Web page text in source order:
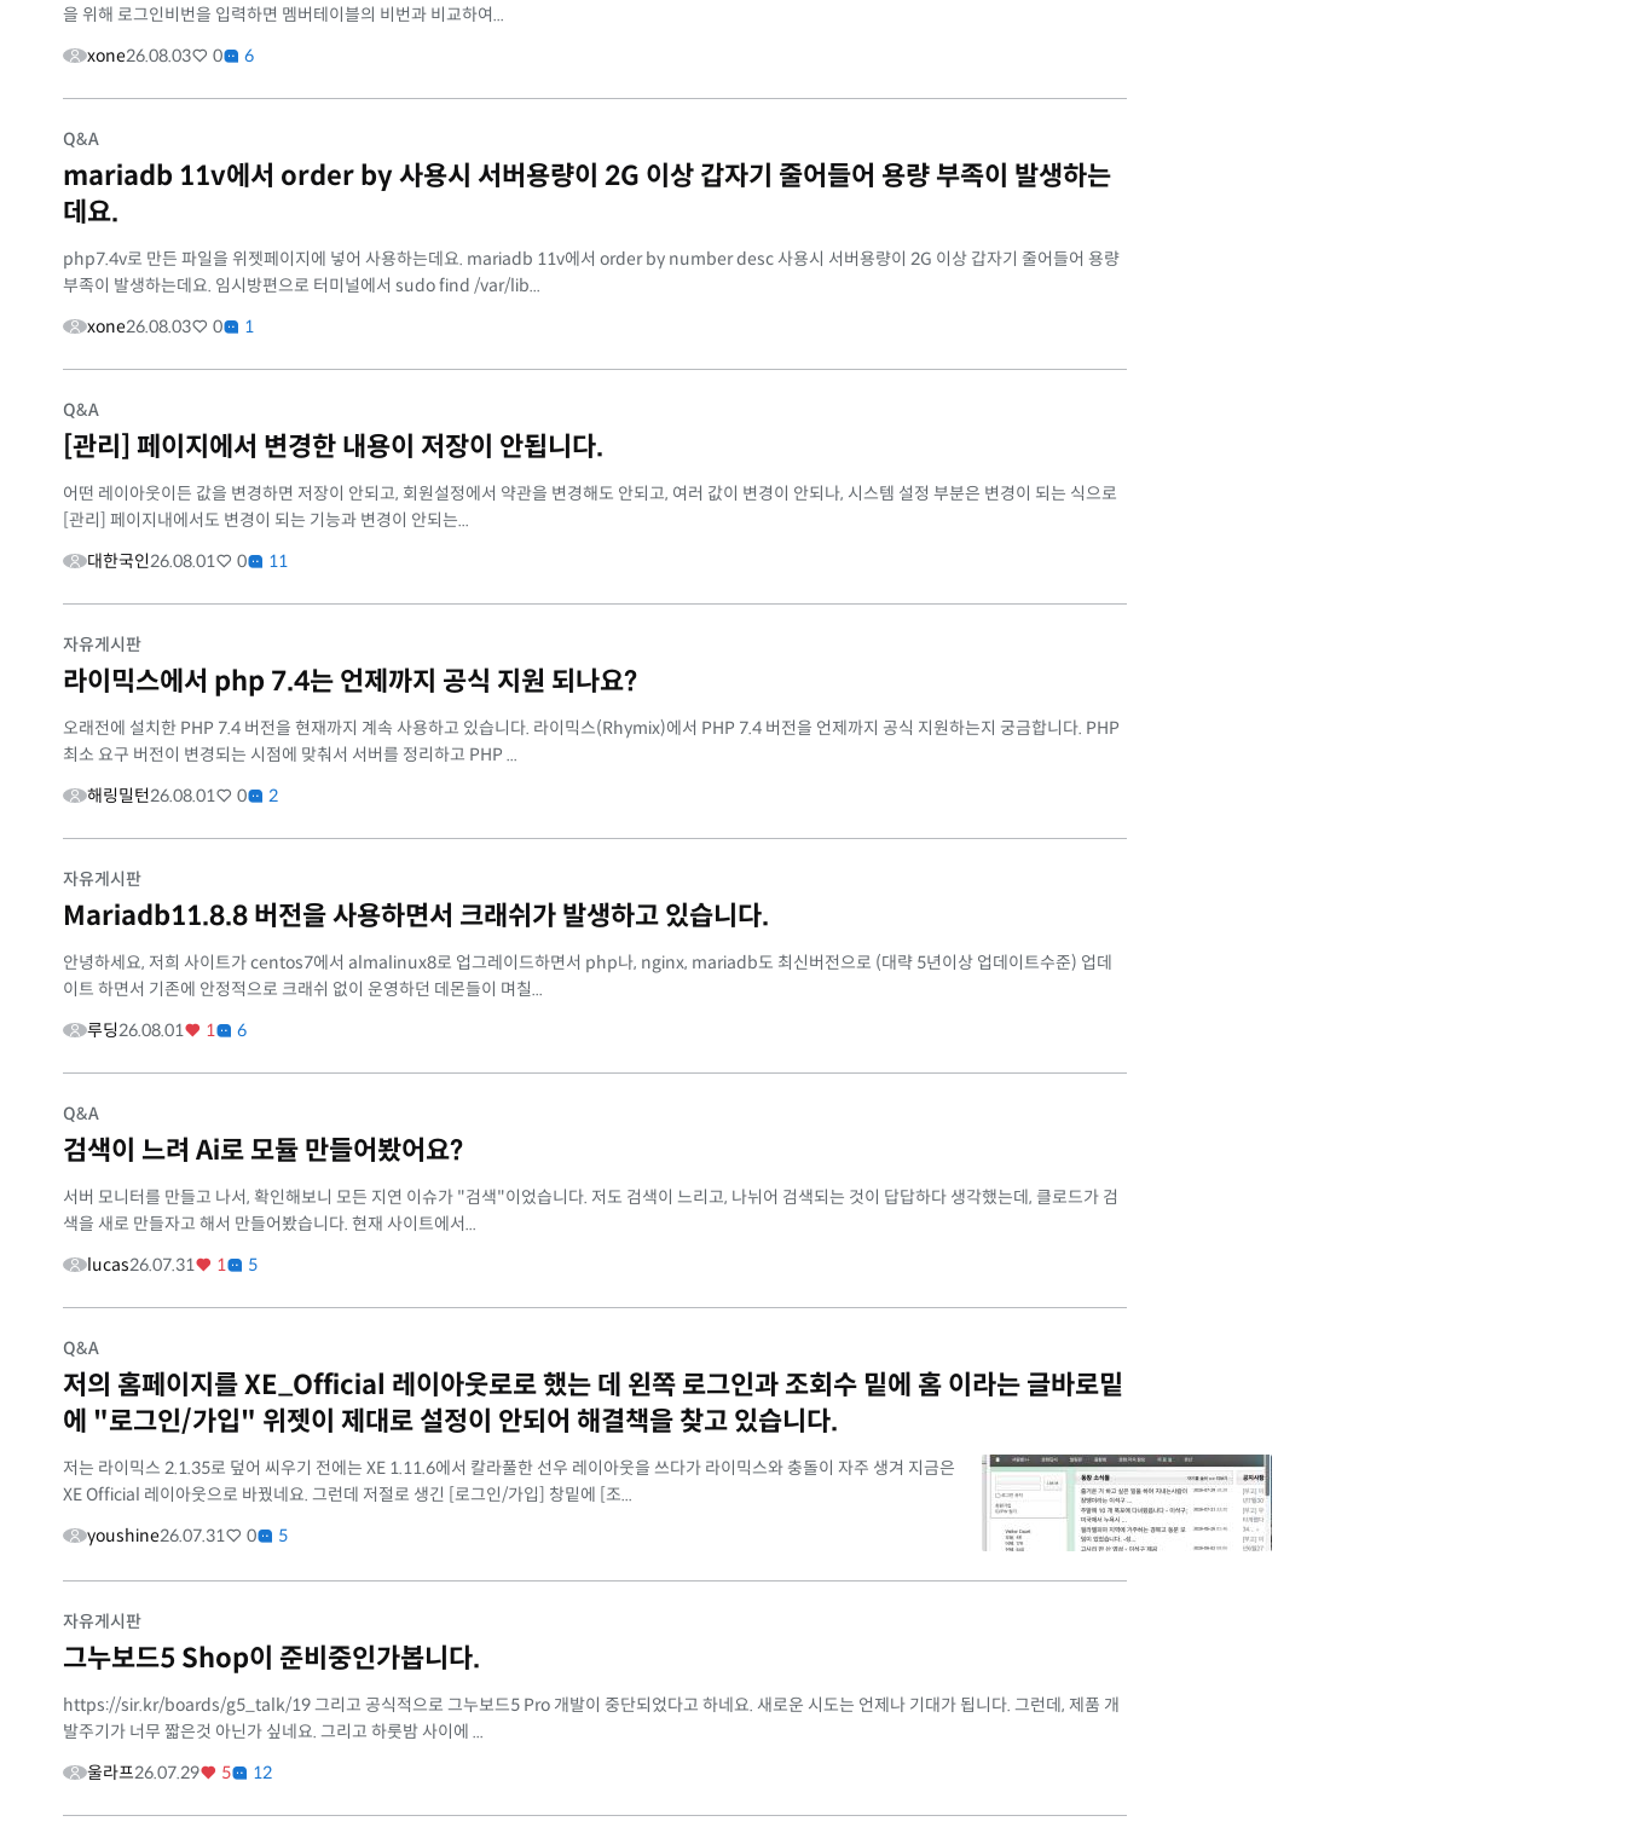
을 위해 로그인비번을 입력하면 멤버테이블의 비번과 비교하여...
xone26.08.03 0 6
Q&A
mariadb 11v에서 order by 사용시 서버용량이 2G 이상 갑자기 줄어들어 용량 부족이 발생하는
데요.
php7.4v로 만든 파일을 위젯페이지에 넣어 사용하는데요. mariadb 11v에서 order by number desc 사용시 서버용량이 2G 이상 갑자기 줄어들어 용량
부족이 발생하는데요. 임시방편으로 터미널에서 sudo find /var/lib...
xone26.08.03 0 1
Q&A
[관리] 페이지에서 변경한 내용이 저장이 안됩니다.
어떤 레이아웃이든 값을 변경하면 저장이 안되고, 회원설정에서 약관을 변경해도 안되고, 여러 값이 변경이 안되나, 시스템 설정 부분은 변경이 되는 식으로
[관리] 페이지내에서도 변경이 되는 기능과 변경이 안되는...
대한국인26.08.01 0 11
자유게시판
라이믹스에서 php 7.4는 언제까지 공식 지원 되나요?
오래전에 설치한 PHP 7.4 버전을 현재까지 계속 사용하고 있습니다. 라이믹스(Rhymix)에서 PHP 7.4 버전을 언제까지 공식 지원하는지 궁금합니다. PHP
최소 요구 버전이 변경되는 시점에 맞춰서 서버를 정리하고 PHP ...
해링밀턴26.08.01 0 2
자유게시판
Mariadb11.8.8 버전을 사용하면서 크래쉬가 발생하고 있습니다.
안녕하세요, 저희 사이트가 centos7에서 almalinux8로 업그레이드하면서 php나, nginx, mariadb도 최신버전으로 (대략 5년이상 업데이트수준) 업데
이트 하면서 기존에 안정적으로 크래쉬 없이 운영하던 데몬들이 며칠...
루딩26.08.01 1 6
Q&A
검색이 느려 Ai로 모듈 만들어봤어요?
서버 모니터를 만들고 나서, 확인해보니 모든 지연 이슈가 "검색"이었습니다. 저도 검색이 느리고, 나뉘어 검색되는 것이 답답하다 생각했는데, 클로드가 검
색을 새로 만들자고 해서 만들어봤습니다. 현재 사이트에서...
lucas26.07.31 1 5
Q&A
저의 홈페이지를 XE_Official 레이아웃로로 했는 데 왼쪽 로그인과 조회수 밑에 홈 이라는 글바로밑
에 "로그인/가입" 위젯이 제대로 설정이 안되어 해결책을 찾고 있습니다.
저는 라이믹스 2.1.35로 덮어 씨우기 전에는 XE 1.11.6에서 칼라풀한 선우 레이아웃을 쓰다가 라이믹스와 충돌이 자주 생겨 지금은
XE Official 레이아웃으로 바꿨네요. 그런데 저절로 생긴 [로그인/가입] 창밑에 [조...
youshine26.07.31 0 5
자유게시판
그누보드5 Shop이 준비중인가봅니다.
https://sir.kr/boards/g5_talk/19 그리고 공식적으로 그누보드5 Pro 개발이 중단되었다고 하네요. 새로운 시도는 언제나 기대가 됩니다. 그런데, 제품 개
발주기가 너무 짧은것 아닌가 싶네요. 그리고 하룻밤 사이에 ...
울라프26.07.29 5 12